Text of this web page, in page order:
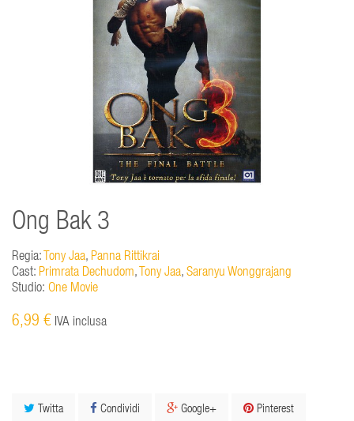
Ong Bak 3
Regia: Tony Jaa, Panna Rittikrai
Cast: Primrata Dechudom, Tony Jaa, Saranyu Wonggrajang
Studio: One Movie
6,99 € IVA inclusa
Twitta Condividi Google+ Pinterest